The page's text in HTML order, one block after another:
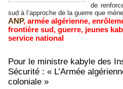
de
sud à l’approche de la guerre que
ANP, armée algérienne,
frontière sud, guerre, jeunes
service national
Pour le ministre kabyle des
Sécurité : « L’Armée
coloniale »